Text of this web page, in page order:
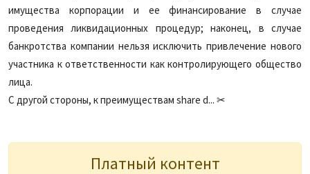
имущества корпорации и ее финансирование в случае
проведения ликвидационных процедур; наконец, в случае
банкротства компании нельзя исключить привлечение нового
участника к ответственности как контролирующего общество
лица.
С другой стороны, к преимуществам share d... ✂
Платный контент